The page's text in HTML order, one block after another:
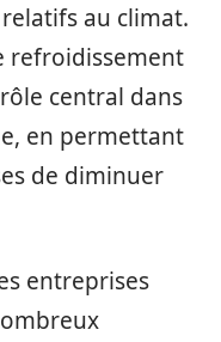
au climat.
refroidissement
central dans
en permettant
de diminuer
entreprises